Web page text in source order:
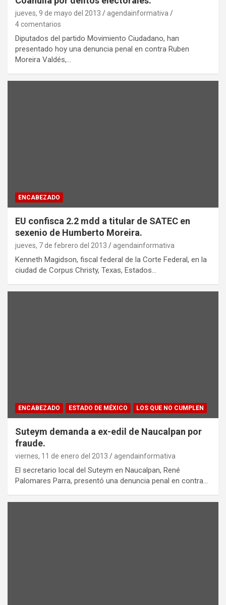
jueves, 9 de mayo del 2013
agendainformativa
4 comentarios
Diputados del partido Movimiento Ciudadano, han
presentado hoy una denuncia penal en contra Ruben
Moreira Valdés,…
ENCABEZADO
EU confisca 2.2 mdd a titular de SATEC en
sexenio de Humberto Moreira.
jueves, 7 de febrero del 2013 agendainformativa
Kenneth Magidson, fiscal federal de la Corte Federal, en la
ciudad de Corpus Christy, Texas, Estados…
ENCABEZADO ESTADO DE MÉXICO LOS QUE NO CUMPLEN
Suteym demanda a ex-edil de Naucalpan por
fraude.
viernes, 11 de enero del 2013 agendainformativa
El secretario local del Suteym en Naucalpan, René
Palomares Parra, presentó una denuncia penal en contra…